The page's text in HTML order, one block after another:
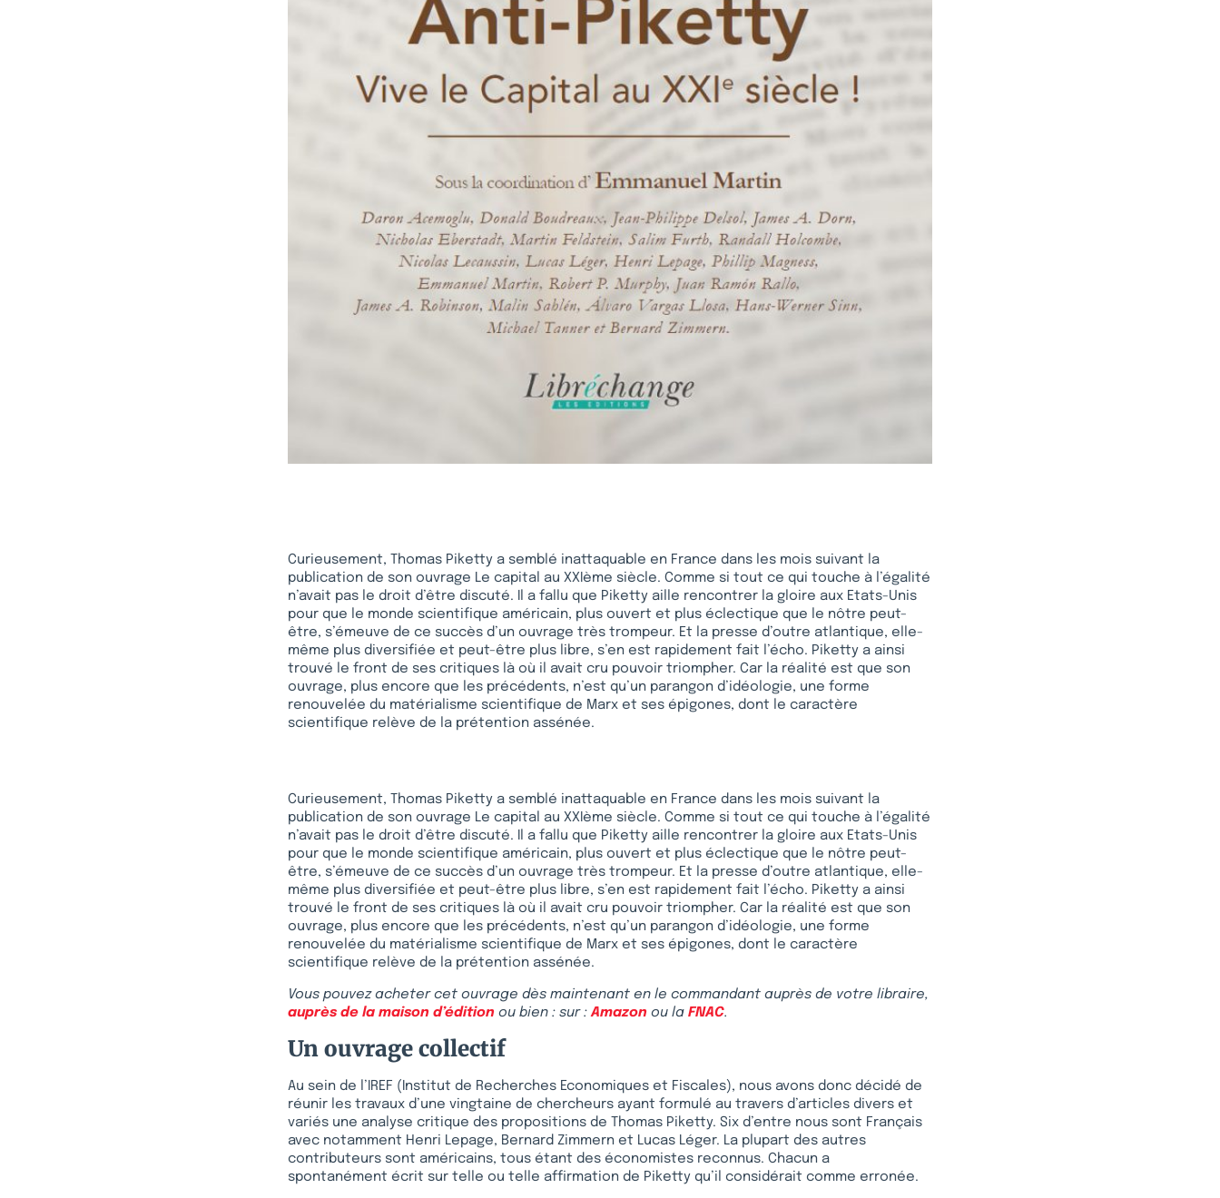
Curieusement, Thomas Piketty a semblé inattaquable en France dans les mois suivant la
publication de son ouvrage Le capital au XXIème siècle. Comme si tout ce qui touche à l’égalité
n’avait pas le droit d’être discuté. Il a fallu que Piketty aille rencontrer la gloire aux Etats-Unis
pour que le monde scientifique américain, plus ouvert et plus éclectique que le nôtre peut-
être, s’émeuve de ce succès d’un ouvrage très trompeur. Et la presse d’outre atlantique, elle-
même plus diversifiée et peut-être plus libre, s’en est rapidement fait l’écho. Piketty a ainsi
trouvé le front de ses critiques là où il avait cru pouvoir triompher. Car la réalité est que son
ouvrage, plus encore que les précédents, n’est qu’un parangon d’idéologie, une forme
renouvelée du matérialisme scientifique de Marx et ses épigones, dont le caractère
scientifique relève de la prétention assénée.
Curieusement, Thomas Piketty a semblé inattaquable en France dans les mois suivant la
publication de son ouvrage Le capital au XXIème siècle. Comme si tout ce qui touche à l’égalité
n’avait pas le droit d’être discuté. Il a fallu que Piketty aille rencontrer la gloire aux Etats-Unis
pour que le monde scientifique américain, plus ouvert et plus éclectique que le nôtre peut-
être, s’émeuve de ce succès d’un ouvrage très trompeur. Et la presse d’outre atlantique, elle-
même plus diversifiée et peut-être plus libre, s’en est rapidement fait l’écho. Piketty a ainsi
trouvé le front de ses critiques là où il avait cru pouvoir triompher. Car la réalité est que son
ouvrage, plus encore que les précédents, n’est qu’un parangon d’idéologie, une forme
renouvelée du matérialisme scientifique de Marx et ses épigones, dont le caractère
scientifique relève de la prétention assénée.
Vous pouvez acheter cet ouvrage dès maintenant en le commandant auprès de votre libraire,
auprès de la maison d’édition ou bien : sur :Amazon ou la FNAC.
Un ouvrage collectif
Au sein de l’IREF (Institut de Recherches Economiques et Fiscales), nous avons donc décidé de
réunir les travaux d’une vingtaine de chercheurs ayant formulé au travers d’articles divers et
variés une analyse critique des propositions de Thomas Piketty. Six d’entre nous sont Français
avec notamment Henri Lepage, Bernard Zimmern et Lucas Léger. La plupart des autres
contributeurs sont américains, tous étant des économistes reconnus. Chacun a
spontanément écrit sur telle ou telle affirmation de Piketty qu’il considérait comme erronée.